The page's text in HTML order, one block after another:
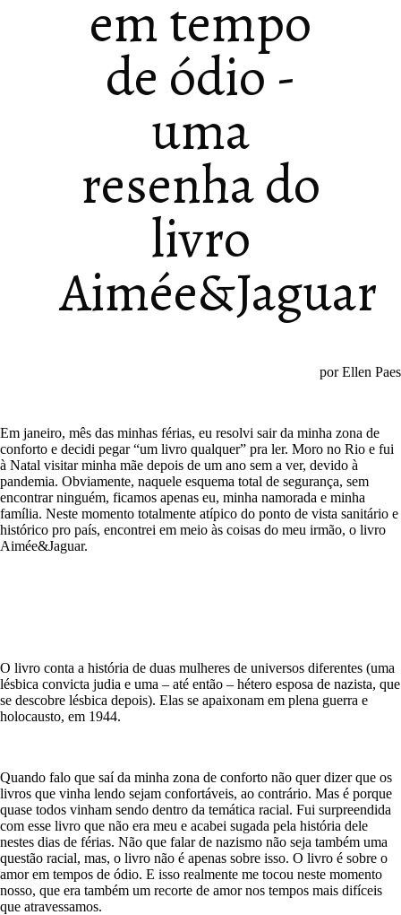
em tempo
de ódio -
uma
resenha do
livro
Aimée&Jaguar
por Ellen Paes
Em janeiro, mês das minhas férias, eu resolvi sair da minha zona de
conforto e decidi pegar “um livro qualquer” pra ler. Moro no Rio e fui
à Natal visitar minha mãe depois de um ano sem a ver, devido à
pandemia. Obviamente, naquele esquema total de segurança, sem
encontrar ninguém, ficamos apenas eu, minha namorada e minha
família. Neste momento totalmente atípico do ponto de vista sanitário e
histórico pro país, encontrei em meio às coisas do meu irmão, o livro
Aimée&Jaguar.
O livro conta a história de duas mulheres de universos diferentes (uma
lésbica convicta judia e uma – até então – hétero esposa de nazista, que
se descobre lésbica depois). Elas se apaixonam em plena guerra e
holocausto, em 1944.
Quando falo que saí da minha zona de conforto não quer dizer que os
livros que vinha lendo sejam confortáveis, ao contrário. Mas é porque
quase todos vinham sendo dentro da temática racial. Fui surpreendida
com esse livro que não era meu e acabei sugada pela história dele
nestes dias de férias. Não que falar de nazismo não seja também uma
questão racial, mas, o livro não é apenas sobre isso. O livro é sobre o
amor em tempos de ódio. E isso realmente me tocou neste momento
nosso, que era também um recorte de amor nos tempos mais difíceis
que atravessamos.